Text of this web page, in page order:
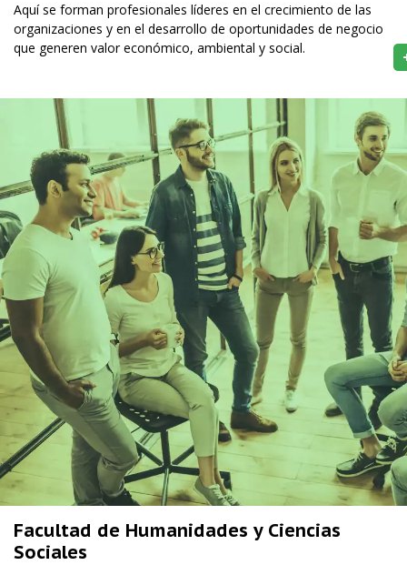
Aquí se forman profesionales líderes en el crecimiento de las
organizaciones y en el desarrollo de oportunidades de negocio
que generen valor económico, ambiental y social.
Facultad de Humanidades y Ciencias
Sociales